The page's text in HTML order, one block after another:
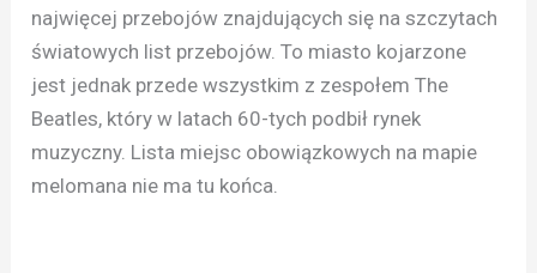
najwięcej przebojów znajdujących się na szczytach
światowych list przebojów. To miasto kojarzone
jest jednak przede wszystkim z zespołem The
Beatles, który w latach 60-tych podbił rynek
muzyczny. Lista miejsc obowiązkowych na mapie
melomana nie ma tu końca.